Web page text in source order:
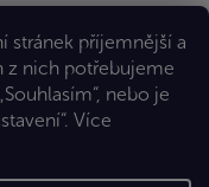
stránek příjemnější a
z nich potřebujeme
nebo je
Více